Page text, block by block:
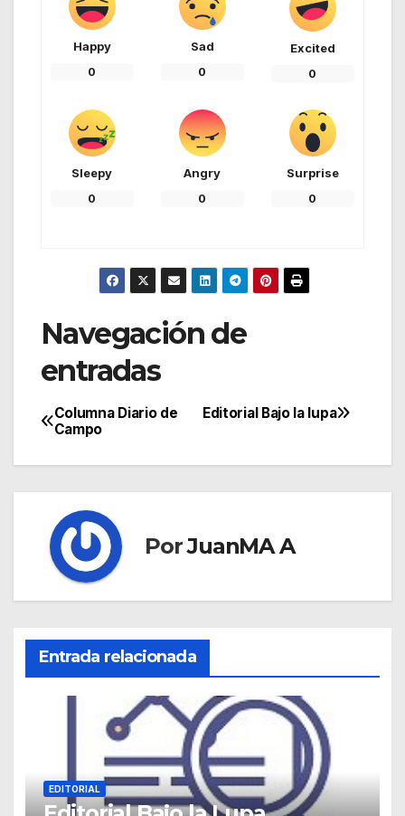
Happy
0
Sad
0
Excited
0
Sleepy
0
Angry
0
Surprise
0
Navegación de
entradas
Editorial Bajo la lupa
Columna Diario de
Campo
PorJuanMA A
Entrada relacionada
EDITORIAL